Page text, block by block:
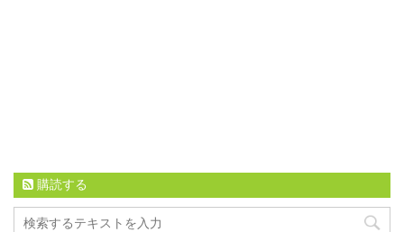
購読する